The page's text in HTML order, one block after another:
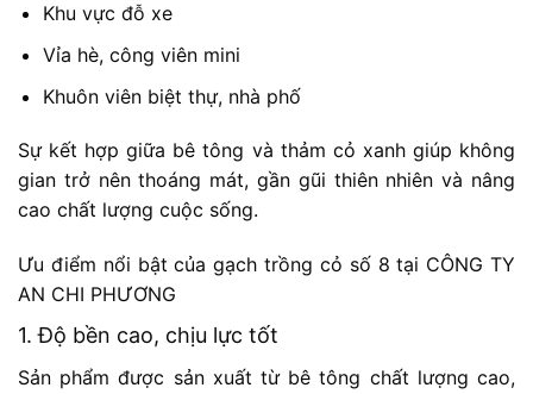
Khu vực đỗ xe
Vỉa hè, công viên mini
Khuôn viên biệt thự, nhà phố
Sự kết hợp giữa bê tông và thảm cỏ xanh giúp không
gian trở nên thoáng mát, gần gũi thiên nhiên và nâng
cao chất lượng cuộc sống.
Ưu điểm nổi bật của gạch trồng cỏ số 8 tại CÔNG TY
AN CHI PHƯƠNG
1. Độ bền cao, chịu lực tốt
Sản phẩm được sản xuất từ bê tông chất lượng cao,